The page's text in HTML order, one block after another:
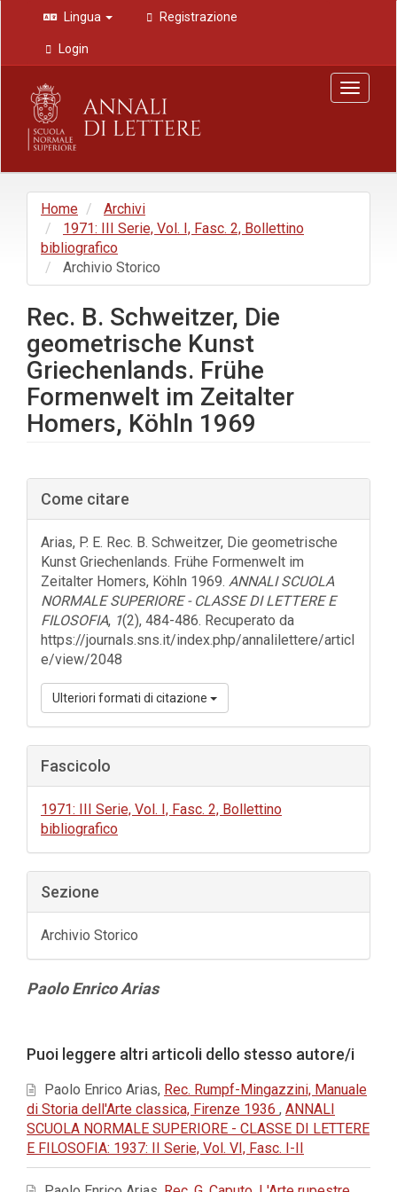
Navigazione
principale
Contenuto
principale
Barra
laterale
Lingua Registrazione
Login
Toggle
Home
Archivi
1971: III Serie, Vol. I, Fasc. 2, Bollettino
bibliografico
Archivio Storico
Rec. B. Schweitzer, Die
geometrische Kunst
Griechenlands. Frühe
Formenwelt im Zeitalter
Homers, Köhln 1969
Barra
laterale
dell'articolo
Come citare
Arias, P. E. Rec. B. Schweitzer, Die geometrische
Kunst Griechenlands. Frühe Formenwelt im
Zeitalter Homers, Köhln 1969. ANNALI SCUOLA
NORMALE SUPERIORE - CLASSE DI LETTERE E
FILOSOFIA, 1(2), 484-486. Recuperato da
https://journals.sns.it/index.php/annalilettere/articl
e/view/2048
Ulteriori formati di citazione
Fascicolo
1971: III Serie, Vol. I, Fasc. 2, Bollettino
bibliografico
Sezione
Archivio Storico
Contenuto
Paolo Enrico Arias
dell'articolo
Puoi leggere altri articoli dello stesso autore/i
Paolo Enrico Arias, Rec. Rumpf-Mingazzini, Manuale
di Storia dell'Arte classica, Firenze 1936 , ANNALI
SCUOLA NORMALE SUPERIORE - CLASSE DI LETTERE
E FILOSOFIA: 1937: II Serie, Vol. VI, Fasc. I-II